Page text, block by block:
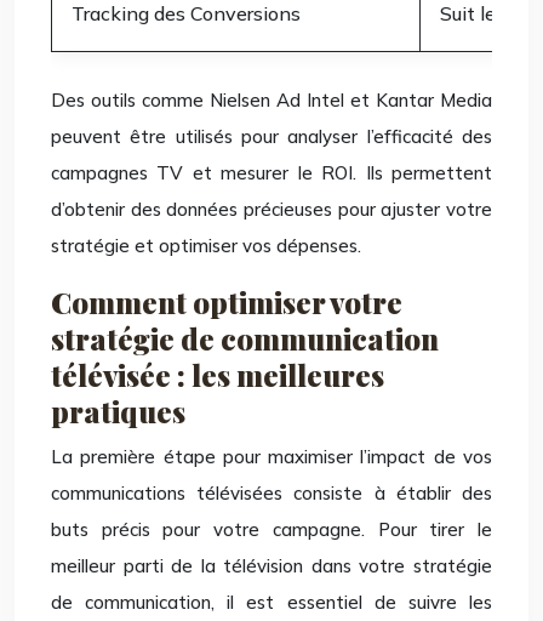
Tracking des Conversions Suit les
Des outils comme Nielsen Ad Intel et Kantar Media
peuvent être utilisés pour analyser l’efficacité des
campagnes TV et mesurer le ROI. Ils permettent
d’obtenir des données précieuses pour ajuster votre
stratégie et optimiser vos dépenses.
Comment optimiser votre
stratégie de communication
télévisée : les meilleures
pratiques
La première étape pour maximiser l’impact de vos
communications télévisées consiste à établir des
buts précis pour votre campagne. Pour tirer le
meilleur parti de la télévision dans votre stratégie
de communication, il est essentiel de suivre les